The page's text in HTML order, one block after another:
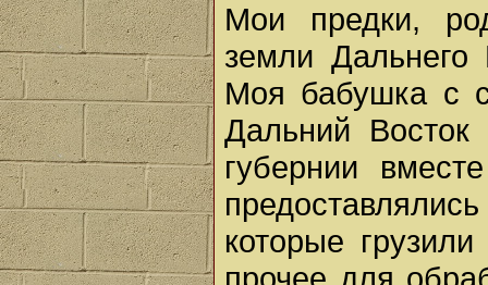
Мои предки,
земли Дальнего
Моя бабушка с
Дальний Восток
губернии
которые